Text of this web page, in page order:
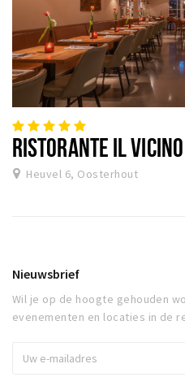
RISTORANTE IL VICINO
Heuvel 6, Oosterhout
Nieuwsbrief
Wil je op de hoogte gehouden
evenementen en locaties in de